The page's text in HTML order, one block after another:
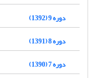
دوره 9 (1392)
دوره 8 (1391)
دوره 7 (1390)